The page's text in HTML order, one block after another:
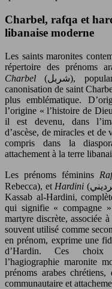
Charbel, rafqa et
libanaise moderne
Les saints maronites
répertoire des prénoms
Charbel (شربل), popularisé à l’échelle mondiale après la
canonisation de saint
plus emblématique.
l’origine « l’histoire de
il est devenu, dans
d’ascèse, de miracles et
compris dans la
attachement à la terre
Les prénoms féminins
Rebecca), et Hardini (الحرديني), inspiré du bienheureux Nimatullah
Kassab al-Hardini,
qui signifie « compagne
martyre discrète, associée
souvent utilisé comme
en prénom, exprime une
d’Hardin. Ces choix
l’hagiographie maronite
prénoms arabes
communautaire et